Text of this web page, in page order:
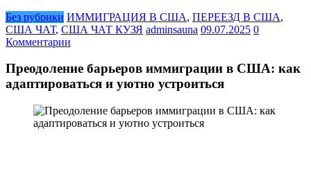
Без рубрики ИММИГРАЦИЯ В США, ПЕРЕЕЗД В США,
США ЧАТ, США ЧАТ КУЗЯ adminsauna 09.07.2025 0
Комментарии
Преодоление барьеров иммиграции в США: как
адаптироваться и уютно устроиться